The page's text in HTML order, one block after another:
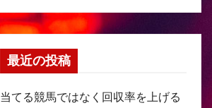
最近の投稿
当てる競馬ではなく回収率を上げる